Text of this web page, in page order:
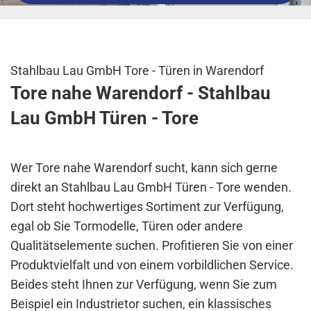
Stahlbau Lau GmbH Tore - Türen in Warendorf
Tore nahe Warendorf - Stahlbau
Lau GmbH Türen - Tore
Wer Tore nahe Warendorf sucht, kann sich gerne
direkt an Stahlbau Lau GmbH Türen - Tore wenden.
Dort steht hochwertiges Sortiment zur Verfügung,
egal ob Sie Tormodelle, Türen oder andere
Qualitätselemente suchen. Profitieren Sie von einer
Produktvielfalt und von einem vorbildlichen Service.
Beides steht Ihnen zur Verfügung, wenn Sie zum
Beispiel ein Industrietor suchen, ein klassisches